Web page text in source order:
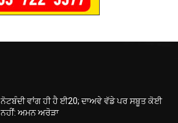
ਨੋਟਬੰਦੀ ਵਾਂਗ ਹੀ ਹੈ ਈ20; ਦਾਅਵੇ ਵੱਡੇ ਪਰ ਸਬੂਤ ਕੋਈ
ਨਹੀਂ: ਅਮਨ ਅਰੋੜਾ